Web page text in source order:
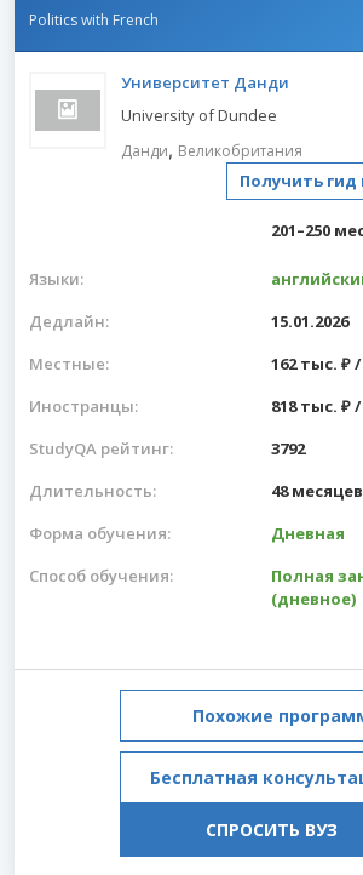
Politics with French
Университет Данди
University of Dundee
Данди, Великобритания
Получить
201–250
Языки:
Дедлайн:
15.01.2026
Местные:
162 тыс. ₽
Иностранцы:
818 тыс. ₽
StudyQA рейтинг:
3792
Длительность:
48 месяцев
Форма обучения:
Дневная
Способ обучения:
Полная
(дневное)
Похожие
Бесплатная
СПРОСИТЬ ВУЗ